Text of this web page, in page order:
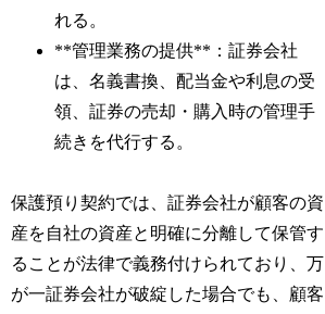
れる。
**管理業務の提供**：証券会社
は、名義書換、配当金や利息の受
領、証券の売却・購入時の管理手
続きを代行する。
保護預り契約では、証券会社が顧客の資
産を自社の資産と明確に分離して保管す
ることが法律で義務付けられており、万
が一証券会社が破綻した場合でも、顧客